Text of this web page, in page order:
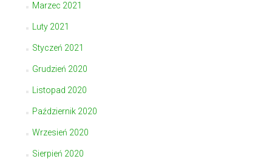
Marzec 2021
Luty 2021
Styczeń 2021
Grudzień 2020
Listopad 2020
Październik 2020
Wrzesień 2020
Sierpień 2020